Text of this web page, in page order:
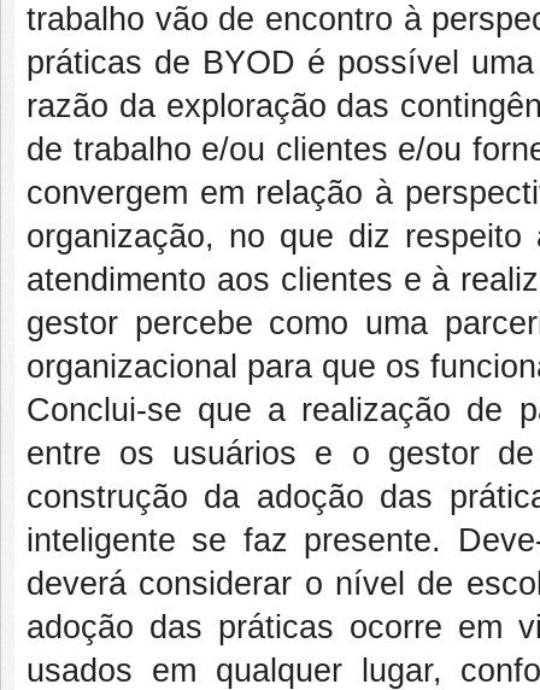
trabalho vão de encontro à
práticas de BYOD é possível
razão da exploração das
de trabalho e/ou clientes e/ou
convergem em relação à
organização, no que diz
atendimento aos clientes e à
gestor percebe como uma
organizacional para que os
Conclui-se que a realização de
entre os usuários e o gestor
construção da adoção das
inteligente se faz presente.
deverá considerar o nível de
adoção das práticas ocorre em
usados em qualquer lugar,